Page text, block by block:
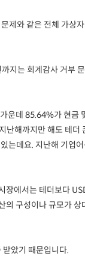
제와 같은 전체 가상
지는 회계감사 거부
운데 85.64%가 현금
해까지만 해도 테더
는데요. 지난해 기업
장에서는 테더보다
구성이나 규모가 상
았기 때문입니다.